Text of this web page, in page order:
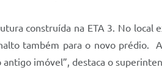
construída na ETA 3. No
também para o novo prédio.
imóvel”, destaca o